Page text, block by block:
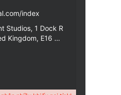
index
Studios, 1 Dock R
Kingdom, E16 1A